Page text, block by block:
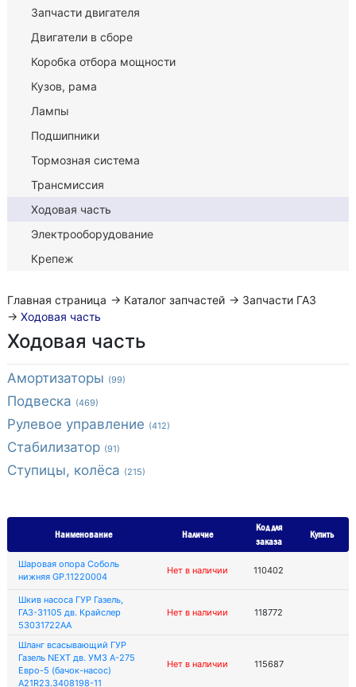
Запчасти двигателя
Двигатели в сборе
Коробка отбора мощности
Кузов, рама
Лампы
Подшипники
Тормозная система
Трансмиссия
Ходовая часть
Электрооборудование
Крепеж
Главная страница → Каталог запчастей → Запчасти ГАЗ
→ Ходовая часть
Ходовая часть
Амортизаторы (99)
Подвеска (469)
Рулевое управление (412)
Стабилизатор (91)
Ступицы, колёса (215)
Наименование Наличие
Код для
заказа
Купить
Шаровая опора Соболь
нижняя GP.11220004
Нет в наличии 110402
Шкив насоса ГУР Газель,
ГАЗ-31105 дв. Крайслер
53031722AA
Нет в наличии 118772
Шланг всасывающий ГУР
Газель NEXT дв. УМЗ А-275
Евро-5 (бачок-насос)
А21R23.3408198-11
Нет в наличии 115687